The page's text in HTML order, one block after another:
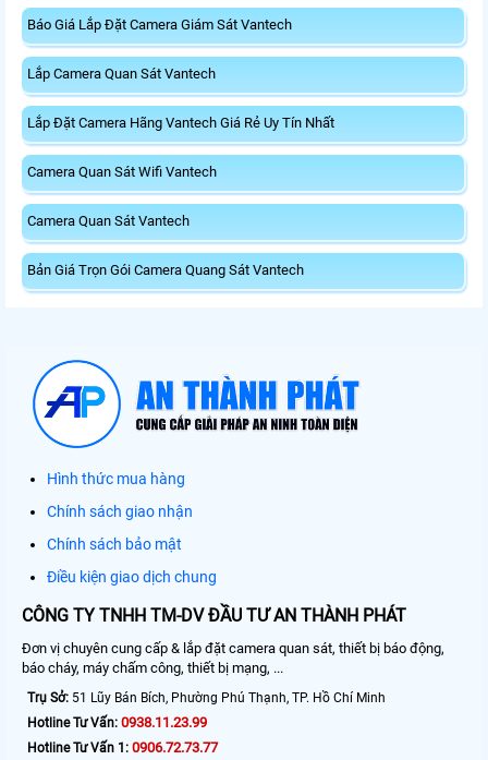
Báo Giá Lắp Đặt Camera Giám Sát Vantech
Lắp Camera Quan Sát Vantech
Lắp Đặt Camera Hãng Vantech Giá Rẻ Uy Tín Nhất
Camera Quan Sát Wifi Vantech
Camera Quan Sát Vantech
Bản Giá Trọn Gói Camera Quang Sát Vantech
Hình thức mua hàng
Chính sách giao nhận
Chính sách bảo mật
Điều kiện giao dịch chung
CÔNG TY TNHH TM-DV ĐẦU TƯ AN THÀNH PHÁT
Đơn vị chuyên cung cấp & lắp đặt camera quan sát, thiết bị báo động,
báo cháy, máy chấm công, thiết bị mạng, ...
Trụ Sở: 51 Lũy Bán Bích, Phường Phú Thạnh, TP. Hồ Chí Minh
Hotline Tư Vấn: 0938.11.23.99
Hotline Tư Vấn 1: 0906.72.73.77